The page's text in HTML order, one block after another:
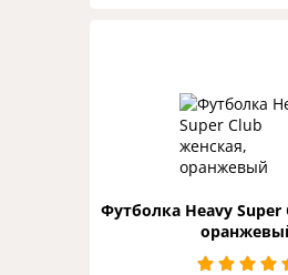
Футболка Heavy Super